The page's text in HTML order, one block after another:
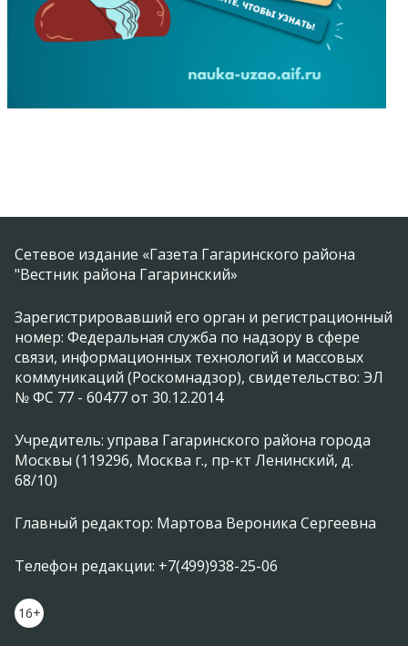
Сетевое издание «Газета Гагаринского района
"Вестник района Гагаринский»
Зарегистрировавший его орган и регистрационный
номер: Федеральная служба по надзору в сфере
связи, информационных технологий и массовых
коммуникаций (Роскомнадзор), свидетельство: ЭЛ
№ ФС 77 - 60477 от 30.12.2014
Учредитель: управа Гагаринского района города
Москвы (119296, Москва г., пр-кт Ленинский, д.
68/10)
Главный редактор: Мартова Вероника Сергеевна
Телефон редакции: +7(499)938-25-06
16+